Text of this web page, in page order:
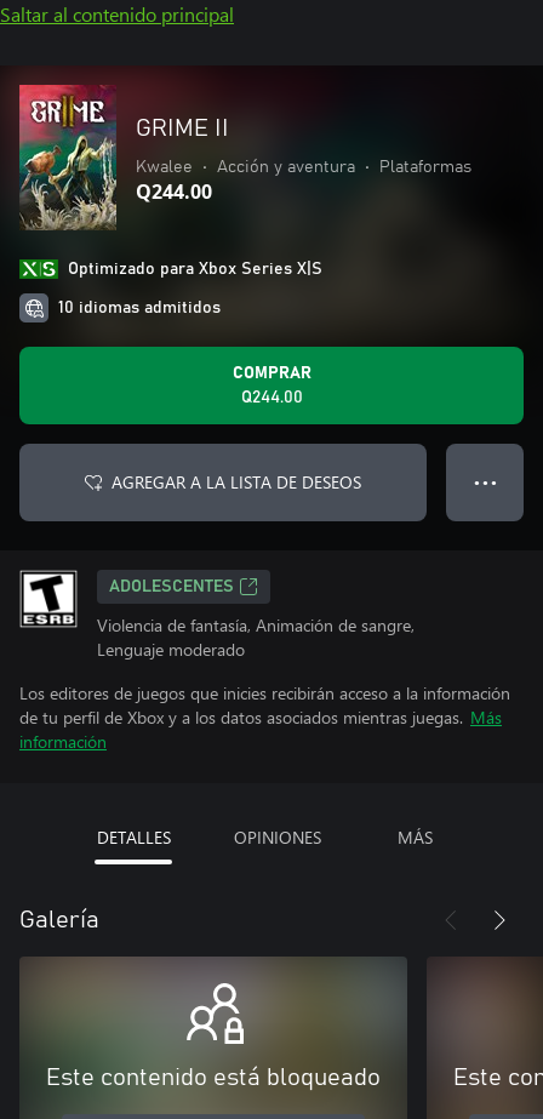
Saltar al contenido principal
GRIME II
Kwalee • Acción y aventura • Plataformas
Q244.00
Optimizado para Xbox Series X|S
10 idiomas admitidos
COMPRAR
Q244.00
AGREGAR A LA LISTA DE DESEOS ● ● ●
ADOLESCENTES
Violencia de fantasía, Animación de sangre,
Lenguaje moderado
Los editores de juegos que inicies recibirán acceso a la información
de tu perfil de Xbox y a los datos asociados mientras juegas. Más
información
DETALLES OPINIONES MÁS
Galería
Este contenido está bloqueado Este